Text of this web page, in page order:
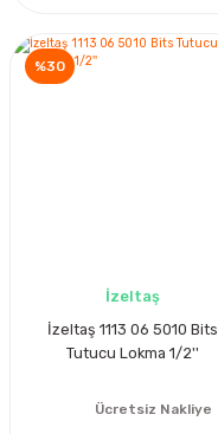
%30
İzeltaş
İzeltaş 1113 06 5010 Bits
Tutucu Lokma 1/2''
Ücretsiz Nakliye